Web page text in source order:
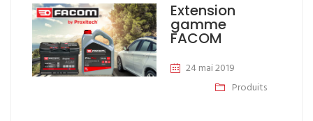
Extension
gamme
FACOM
24 mai 2019
Produits